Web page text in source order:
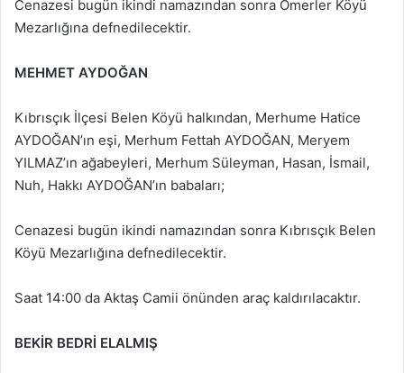
Cenazesi bugün ikindi namazından sonra Ömerler Köyü
Mezarlığına defnedilecektir.
MEHMET AYDOĞAN
Kıbrısçık İlçesi Belen Köyü halkından, Merhume Hatice
AYDOĞAN’ın eşi, Merhum Fettah AYDOĞAN, Meryem
YILMAZ’ın ağabeyleri, Merhum Süleyman, Hasan, İsmail,
Nuh, Hakkı AYDOĞAN’ın babaları;
Cenazesi bugün ikindi namazından sonra Kıbrısçık Belen
Köyü Mezarlığına defnedilecektir.
Saat 14:00 da Aktaş Camii önünden araç kaldırılacaktır.
BEKİR BEDRİ ELALMIŞ